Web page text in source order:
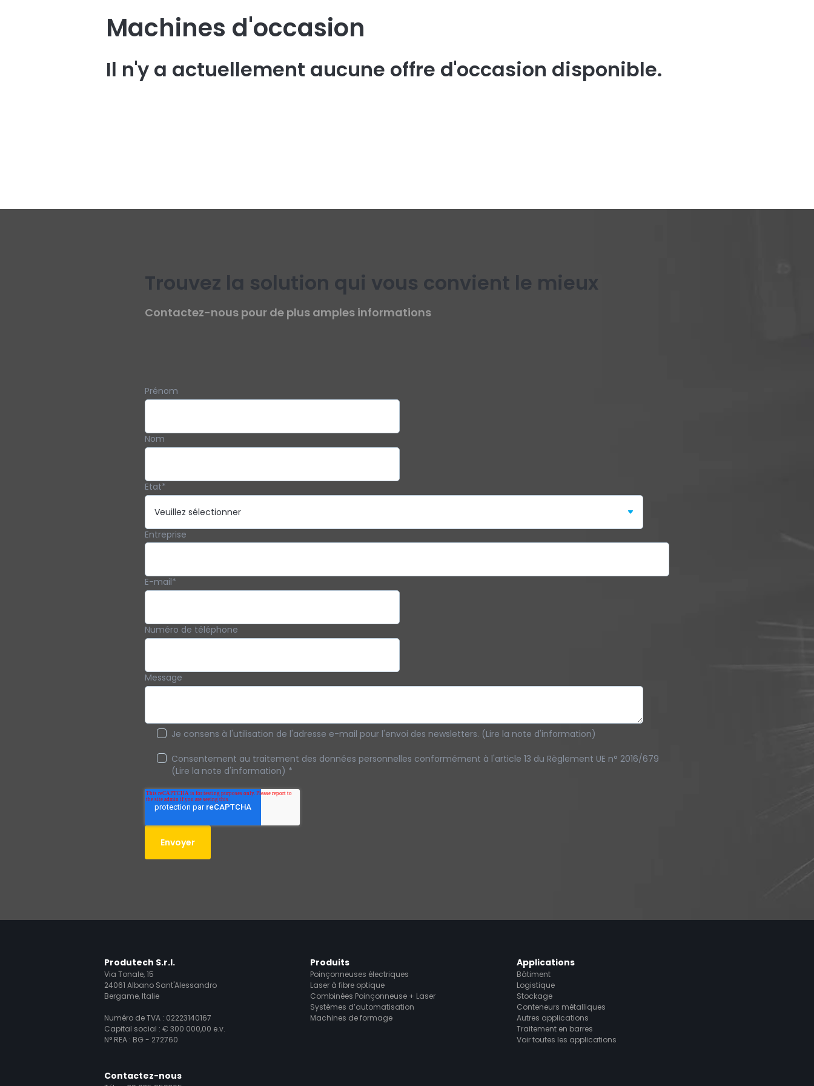
Machines d'occasion
Il n'y a actuellement aucune offre d'occasion disponible.
Trouvez la solution qui vous convient le mieux
Contactez-nous pour de plus amples informations
Prénom
Nom
Etat*
Entreprise
E-mail*
Numéro de téléphone
Message
Je consens à l'utilisation de l'adresse e-mail pour l'envoi des newsletters. (Lire la note d'information)
Consentement au traitement des données personnelles conformément à l'article 13 du Règlement UE n° 2016/679
(Lire la note d'information) *
Produtech S.r.l.
Via Tonale, 15
24061 Albano Sant'Alessandro
Bergame, Italie
Numéro de TVA : 02223140167
Capital social : € 300 000,00 e.v.
N° REA : BG - 272760
Contactez-nous
Produits
Poinçonneuses électriques
Laser à fibre optique
Combinées Poinçonneuse + Laser
Systèmes d’automatisation
Machines de formage
Applications
Bâtiment
Logistique
Stockage
Conteneurs métalliques
Autres applications
Traitement en barres
Voir toutes les applications